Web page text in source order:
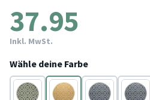
37.95
Inkl. MwSt.
Wähle deine Farbe